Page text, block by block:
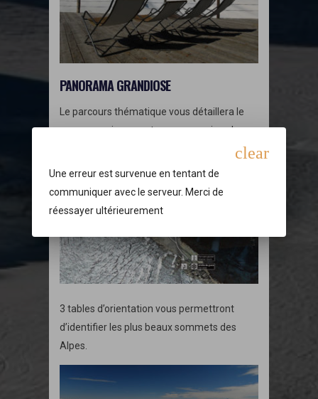
PANORAMA GRANDIOSE
Le parcours thématique vous détaillera le
paysage qui vous entoure, pour mieux le
3 tables d’orientation vous permettront
d’identifier les plus beaux sommets des
Alpes.
clear
Une erreur est survenue en tentant de
communiquer avec le serveur. Merci de
réessayer ultérieurement